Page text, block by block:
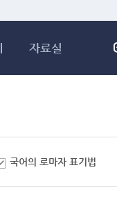
자료실
국어의 로마자 표기법